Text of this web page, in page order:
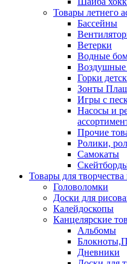
Товары летнего
Бассейны
Ветерки
Водные
Воздушные
Горки
Зонты
Игры с
Насосы и
Прочие
Ролики,
Самокаты
Товары для творчества
Головоломки
Доски для
Калейдоскопы
Канцелярские
Альбомы
Дневники